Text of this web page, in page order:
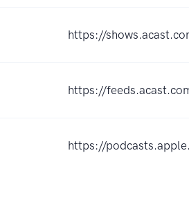
https://
https://
https://